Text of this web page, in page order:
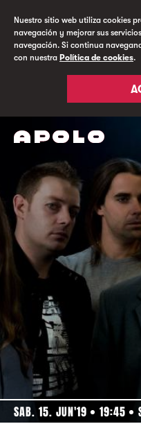
Nuestro sitio web utiliza cookies
navegación y mejorar sus
navegación. Si continua
con nuestra Política de cookies.
SAB. 15. JUN'19 19:45